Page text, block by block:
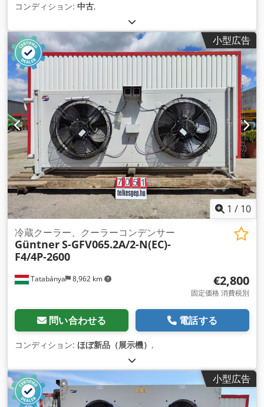
コンディション: 中古,
小型広告
1 / 10
Tatabánya 8,962 km
冷蔵クーラー、クーラーコンデンサー
GüntnerS-GFV065.2A/2-N(EC)-
F4/4P-2600
€2,800
固定価格 消費税別
問い合わせる 電話する
コンディション: ほぼ新品（展示機） ,
小型広告